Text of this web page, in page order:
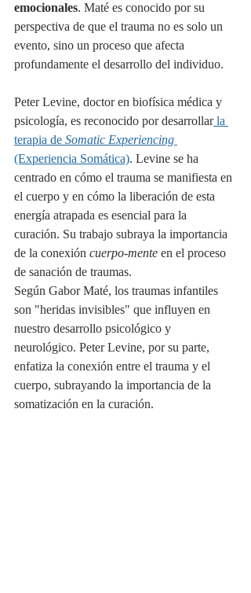
emocionales. Maté es conocido por su
perspectiva de que el trauma no es solo un
evento, sino un proceso que afecta
profundamente el desarrollo del individuo.
Peter Levine, doctor en biofísica médica y
psicología, es reconocido por desarrollar la
terapia de Somatic Experiencing
(Experiencia Somática). Levine se ha
centrado en cómo el trauma se manifiesta en
el cuerpo y en cómo la liberación de esta
energía atrapada es esencial para la
curación. Su trabajo subraya la importancia
de la conexión cuerpo-mente en el proceso
de sanación de traumas.
Según Gabor Maté, los traumas infantiles
son "heridas invisibles" que influyen en
nuestro desarrollo psicológico y
neurológico. Peter Levine, por su parte,
enfatiza la conexión entre el trauma y el
cuerpo, subrayando la importancia de la
somatización en la curación.